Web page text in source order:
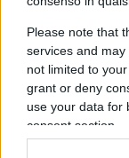
Please note that
services and
not limited to
grant or deny
use your data for
consent section.
Così resa la
fortemente
apparire una
costante che
cominciare da